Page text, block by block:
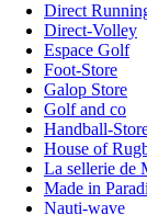
Direct
Direct-Volley
Espace Golf
Foot-Store
Galop Store
Golf and co
Handball-
House of
La sellerie de
Made in
Nauti-wave